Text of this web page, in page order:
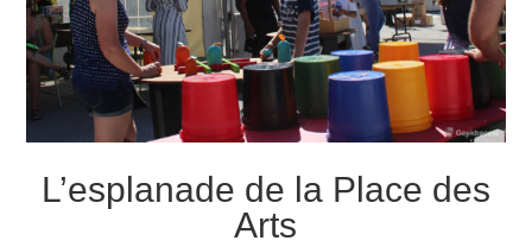
L’esplanade de la Place des
Arts